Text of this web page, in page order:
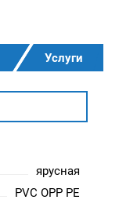
Услуги
ярусная
PVC OPP PE